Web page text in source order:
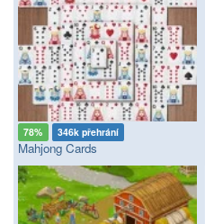
78% 346k přehrání
Mahjong Cards